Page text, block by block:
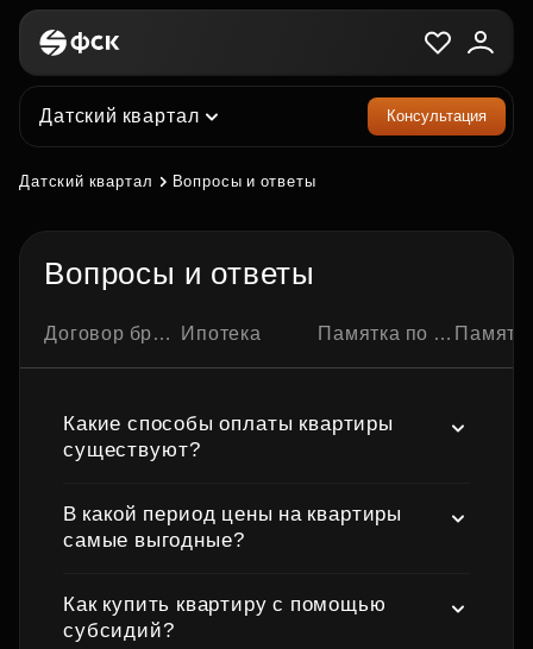
Датский квартал Консультация
Датский квартал Вопросы и ответы
Вопросы и ответы
Договор бронирования квартиры Ипотека Памятка по ипотечной сделке Памятка по
Какие способы оплаты квартиры
существуют?
В какой период цены на квартиры
самые выгодные?
Как купить квартиру с помощью
субсидий?